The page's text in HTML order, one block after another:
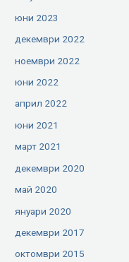
юни 2023
декември 2022
ноември 2022
юни 2022
април 2022
юни 2021
март 2021
декември 2020
май 2020
януари 2020
декември 2017
октомври 2015